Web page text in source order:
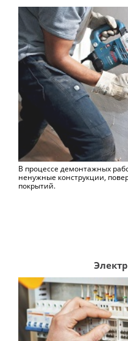
В процессе демонтажных
ненужные конструкции,
покрытий.